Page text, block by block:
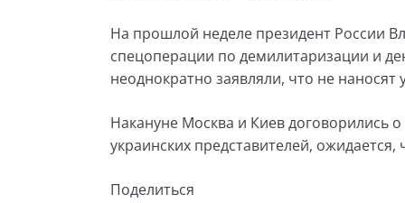
На прошлой неделе президент России
спецоперации по демилитаризации и
неоднократно заявляли, что не
Накануне Москва и Киев договорились
украинских представителей, ожидается,
Поделиться